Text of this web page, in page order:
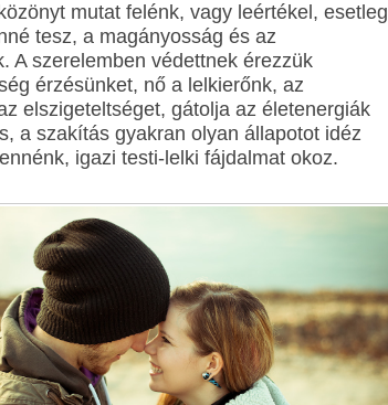
mutat felénk, vagy leértékel, esetleg
tesz, a magányosság és az
A szerelemben védettnek érezzük
érzésünket, nő a lelkierőnk, az
elszigeteltséget, gátolja az életenergiák
a szakítás gyakran olyan állapotot idéz
igazi testi-lelki fájdalmat okoz.